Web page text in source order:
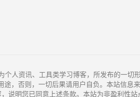
个人资讯、工具类学习博客，所发布的一切
途，否则，一切后果请用户自负。本站信息
说明您已同意上述条款。本站为非盈利性